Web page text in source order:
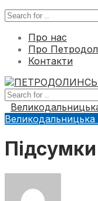
Про нас
Про
Контакти